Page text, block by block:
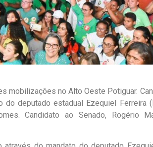
mobilizações no Alto Oeste Potiguar.
deputado estadual Ezequiel Ferreira
Candidato ao Senado, Rogério